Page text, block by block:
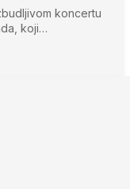
koncertu
koji…